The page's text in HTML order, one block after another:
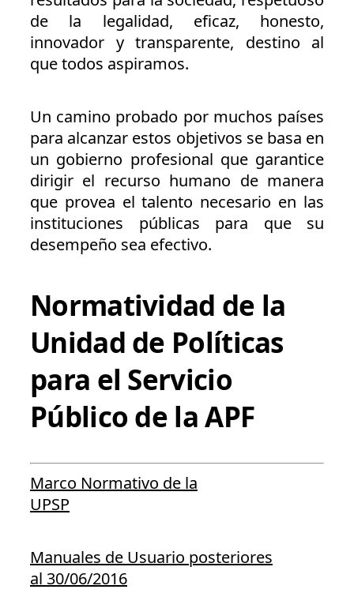
de la legalidad, eficaz, honesto,
innovador y transparente, destino al
que todos aspiramos.
Un camino probado por muchos países
para alcanzar estos objetivos se basa en
un gobierno profesional que garantice
dirigir el recurso humano de manera
que provea el talento necesario en las
instituciones públicas para que su
desempeño sea efectivo.
Normatividad de la
Unidad de Políticas
para el Servicio
Público de la APF
Marco Normativo de la
UPSP
Manuales de Usuario posteriores
al 30/06/2016